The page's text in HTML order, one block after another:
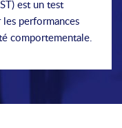
est un test
performances
comportementale.